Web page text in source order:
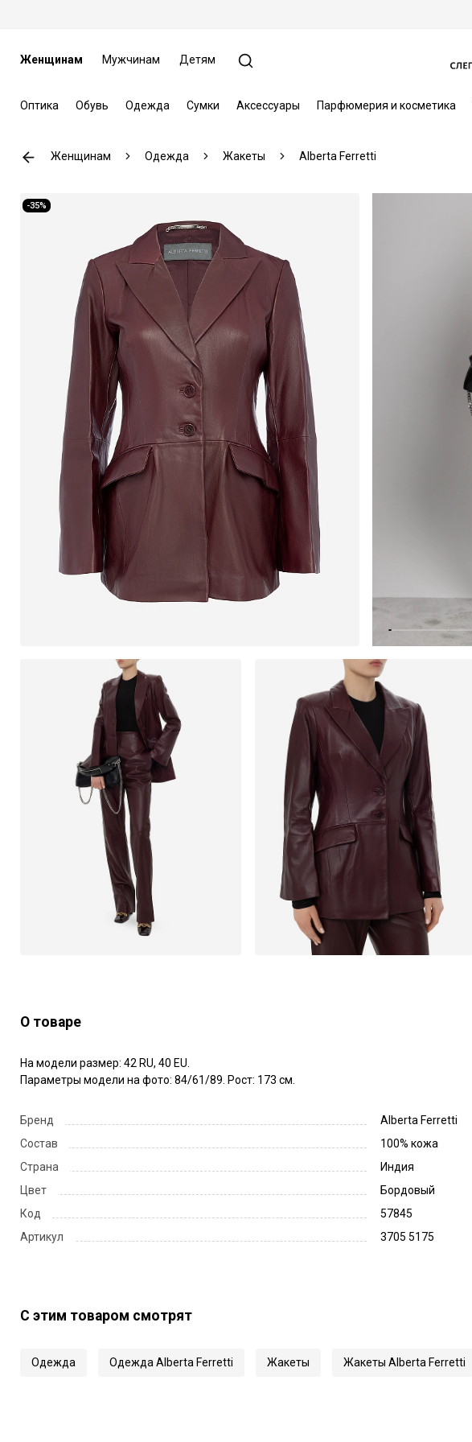
Женщинам Мужчинам Детям
Оптика Обувь Одежда Сумки Аксессуары Парфюмерия и косметика
Женщинам Одежда Жакеты Alberta Ferretti
-35%
О товаре
На модели размер: 42 RU, 40 EU.
Параметры модели на фото: 84/61/89. Рост: 173 см.
Бренд
Alberta Ferretti
Состав
100% кожа
Страна
Индия
Цвет
Бордовый
Код
57845
Артикул
3705 5175
С этим товаром смотрят
Одежда Одежда Alberta Ferretti Жакеты Жакеты Alberta Ferretti